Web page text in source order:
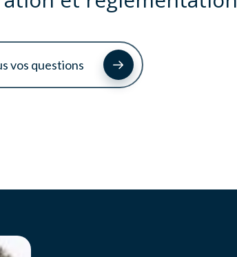
vos questions